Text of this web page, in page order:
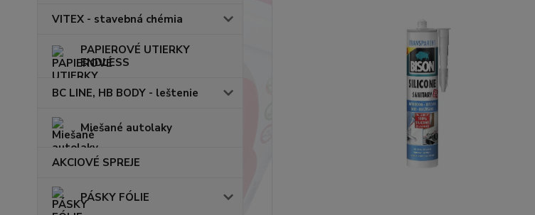
VITEX - stavebná chémia
PAPIEROVÉ UTIERKY
ENDLESS
BC LINE, HB BODY - leštenie
Miešané autolaky
AKCIOVÉ SPREJE
PÁSKY FÓLIE